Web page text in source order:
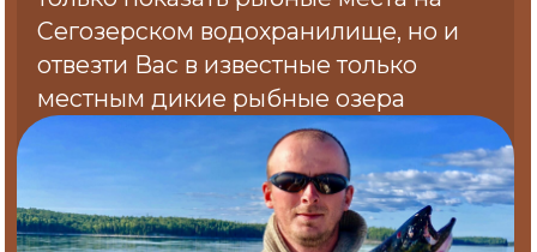
Потрясающее место
Наша база находится на берегу одного из
самых живописных озер Карелии, поэтому мы
природы и гармонично вписали туда наши
коттеджи. Зачем придумывать, если природа
С этим трудно поспорить